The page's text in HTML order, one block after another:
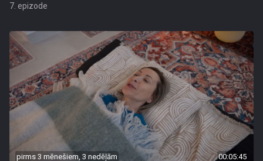
7. epizode
pirms 3 mēnešiem, 3 nedēļām 00:05:45